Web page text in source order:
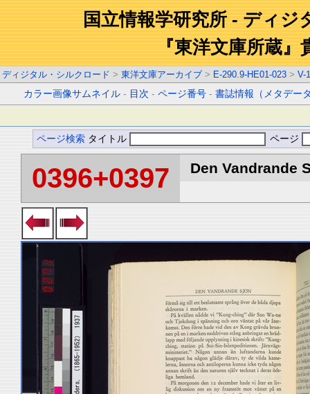
国立情報学研究所 - ディジ
『東洋文庫所蔵』
ディジタル・シルクロード > 東洋文庫アーカイブ > E-290.9-HE01-023 > V-1
カラー画像サムネイル - 目次 -ページ番号 -書誌情報（メタデー
ページ検索 タイトル ページ
0396+0397 Den Vandrande